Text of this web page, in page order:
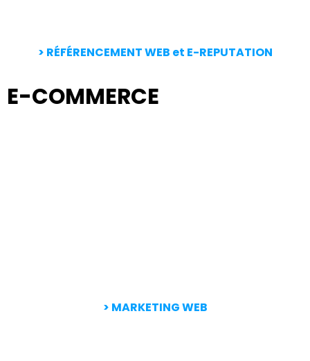
> RÉFÉRENCEMENT WEB et E-REPUTATION
E-COMMERCE
> MARKETINGWEB